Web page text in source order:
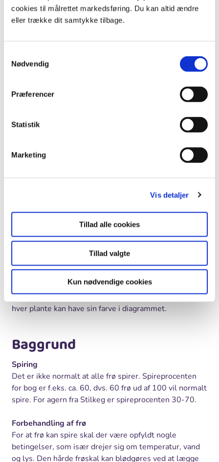
cookies til målrettet markedsføring. Du kan altid ændre
eller trække dit samtykke tilbage.
Nødvendig
Præferencer
Statistik
Marketing
Vis detaljer
Tillad alle cookies
Tillad valgte
Kun nødvendige cookies
Følg spiring
mange dage går der før der sker noget? Går der lige
Hvad kommer først: rod eller stængel? De forskellige
elevgrupper noterer antal dage og højden af planten.
Hvilken gruppe har den højeste plante på den 10. dag?
På den 20. dag? Husk at planten skal have en pind eller
Lav et diagram over de forskellige planters udvikling,
hver plante kan have sin farve i diagrammet.
Baggrund
Spiring
Det er ikke normalt at alle frø spirer. Spireprocenten
for bog er f.eks. ca. 60, dvs. 60 frø ud af 100 vil normalt
spire. For agern fra Stilkeg er spireprocenten 30-70.
Forbehandling af frø
For at frø kan spire skal der være opfyldt nogle
betingelser, som især drejer sig om temperatur, vand
og lys. Den hårde frøskal kan blødgøres ved at lægge